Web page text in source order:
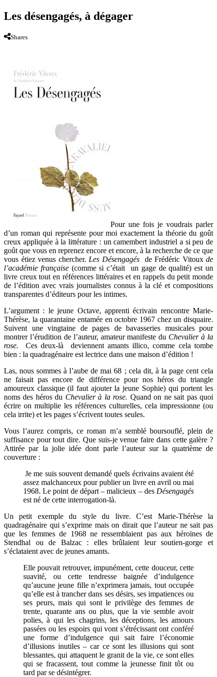
Les désengagés, à dégager
Shares
Pour une fois je voudrais parler
d’un roman qui représente pour moi exactement la théorie du goût
creux appliquée à la littérature : un camembert industriel a si peu de
goût que vous en reprenez encore et encore, à la recherche de ce que
vous étiez venus chercher. Les Désengagésde Frédéric Vitoux de
l’académie française (comme si c’était un gage de qualité) est un
livre creux tout en références littéraires et en rappels du petit monde
de l’édition avec vrais journalistes connus à la clé et compositions
transparentes d’éditeurs pour les intimes.
L’argument : le jeune Octave, apprenti écrivain rencontre Marie-
Thérèse, la quarantaine entamée en octobre 1967 chez un disquaire.
Suivent une vingtaine de pages de bavasseries musicales pour
montrer l’érudition de l’auteur, amateur manifeste du Chevalier à la
rose.
Ces deux-là deviennent amants illico, comme cela tombe
bien : la quadragénaire est lectrice dans une maison d’édition !
Las, nous sommes à l’aube de mai 68 ; cela dit, à la page cent cela
ne faisait pas encore de différence pour nos héros du triangle
amoureux classique (il faut ajouter la jeune Sophie) qui portent les
noms des héros du Chevalier à la rose. Quand on ne sait pas quoi
écrire on multiplie les références culturelles, cela impressionne (ou
cela irrite) et les pages s’écrivent toutes seules.
Vous l’aurez compris, ce roman m’a semblé boursouflé, plein de
suffisance pour tout dire. Que suis-je venue faire dans cette galère ?
Attirée par la jolie idée dont parle l’auteur sur la quatrième de
couverture :
Je me suis souvent demandé quels écrivains avaient été
assez malchanceux pour publier un livre en avril ou mai
1968. Le point de départ – malicieux – des Désengagés
est né de cette interrogation-là.
Un petit exemple du style du livre. C’est Marie-Thérèse la
quadragénaire qui s’exprime mais on dirait que l’auteur ne sait pas
que les femmes de 1968 ne ressemblaient pas aux héroïnes de
Stendhal ou de Balzac : elles brûlaient leur soutien-gorge et
s’éclataient avec de jeunes amants.
Elle pouvait retrouver, impunément, cette douceur, cette
suavité, ou cette tendresse baignée d’indulgence
qu’aucune jeune fille n’exprimera jamais, tout occupée
qu’elle est à trancher dans ses désirs, ses impatiences ou
ses peurs, mais qui sont le privilège des femmes de
trente, quarante ans ou plus, que la vie semble avoir
polies, à qui les chagrins, les déceptions, les amours
passées ou les espoirs qui vont s’étrécissant ont conféré
une forme d’indulgence qui sait faire l’économie
d’illusions inutiles – car ce sont les illusions qui sont
blessantes, qui attaquent le granit de la vie, ce sont elles
qui se fracassent, tout comme la jeunesse finit tôt ou
tard par se désintégrer.